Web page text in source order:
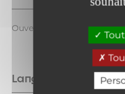
Ouvert 24h/24
Langues parlées